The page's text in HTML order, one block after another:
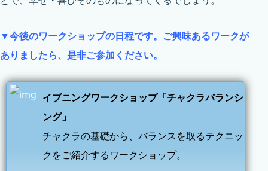
▼今後のワークショップの日程です。ご興味あるワークが
ありましたら、是非ご参加ください。
イブニングワークショップ「チャクラバランシ
ング」
チャクラの基礎から、バランスを取るテクニッ
クをご紹介するワークショップ。